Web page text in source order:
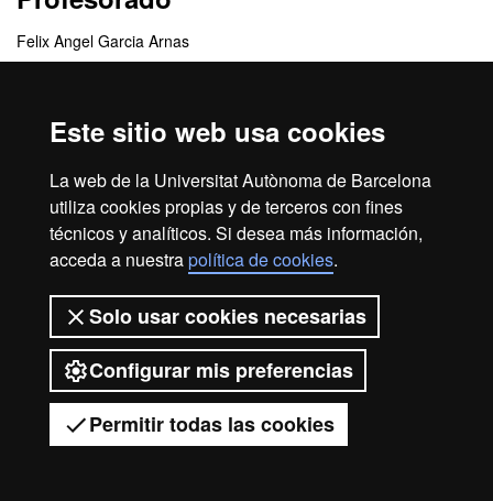
Este sitio web usa cookies
La web de la Universitat Autònoma de Barcelona
utiliza cookies propias y de terceros con fines
técnicos y analíticos. Si desea más información,
acceda a nuestrapolítica de cookies.
Solo usar cookies necesarias
Configurar mis preferencias
Permitir todas las cookies
Tienes dudas?
Felix Angel Garcia Arnas
Centros responsables
Departamento de Medicina y Cirugía Animal
Sobre el web
Accesibilidad web
2026 Universitat Autònoma de
Barcelona